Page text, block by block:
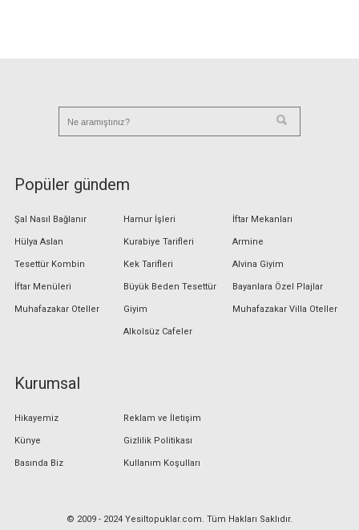
Popüler gündem
Şal Nasıl Bağlanır
Hülya Aslan
Tesettür Kombin
İftar Menüleri
Muhafazakar Oteller
Hamur İşleri
Kurabiye Tarifleri
Kek Tarifleri
Büyük Beden Tesettür
Giyim
Alkolsüz Cafeler
İftar Mekanları
Armine
Alvina Giyim
Bayanlara Özel Plajlar
Muhafazakar Villa Oteller
Kurumsal
Hikayemiz
Künye
Basında Biz
Reklam ve İletişim
Gizlilik Politikası
Kullanım Koşulları
© 2009 - 2024 Yesiltopuklar.com. Tüm Hakları Saklıdır.